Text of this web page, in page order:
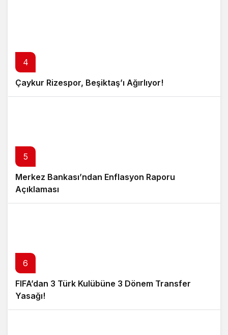
4
Çaykur Rizespor, Beşiktaş’ı Ağırlıyor!
5
Merkez Bankası’ndan Enflasyon Raporu
Açıklaması
6
FIFA’dan 3 Türk Kulübüne 3 Dönem Transfer
Yasağı!